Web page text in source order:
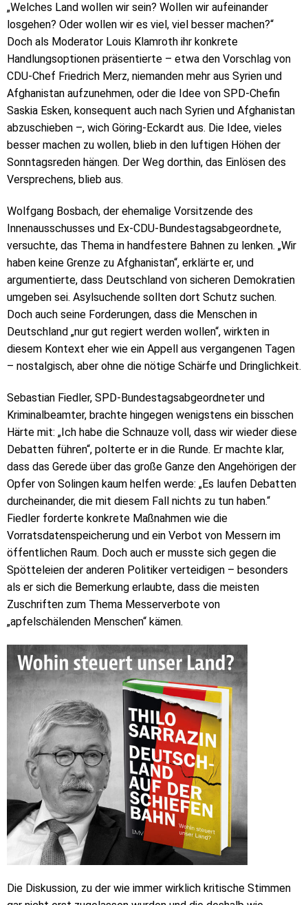
„Welches Land wollen wir sein? Wollen wir aufeinander
losgehen? Oder wollen wir es viel, viel besser machen?“
Doch als Moderator Louis Klamroth ihr konkrete
Handlungsoptionen präsentierte – etwa den Vorschlag von
CDU-Chef Friedrich Merz, niemanden mehr aus Syrien und
Afghanistan aufzunehmen, oder die Idee von SPD-Chefin
Saskia Esken, konsequent auch nach Syrien und Afghanistan
abzuschieben –, wich Göring-Eckardt aus. Die Idee, vieles
besser machen zu wollen, blieb in den luftigen Höhen der
Sonntagsreden hängen. Der Weg dorthin, das Einlösen des
Versprechens, blieb aus.
Wolfgang Bosbach, der ehemalige Vorsitzende des
Innenausschusses und Ex-CDU-Bundestagsabgeordnete,
versuchte, das Thema in handfestere Bahnen zu lenken. „Wir
haben keine Grenze zu Afghanistan“, erklärte er, und
argumentierte, dass Deutschland von sicheren Demokratien
umgeben sei. Asylsuchende sollten dort Schutz suchen.
Doch auch seine Forderungen, dass die Menschen in
Deutschland „nur gut regiert werden wollen“, wirkten in
diesem Kontext eher wie ein Appell aus vergangenen Tagen
– nostalgisch, aber ohne die nötige Schärfe und Dringlichkeit.
Sebastian Fiedler, SPD-Bundestagsabgeordneter und
Kriminalbeamter, brachte hingegen wenigstens ein bisschen
Härte mit: „Ich habe die Schnauze voll, dass wir wieder diese
Debatten führen“, polterte er in die Runde. Er machte klar,
dass das Gerede über das große Ganze den Angehörigen der
Opfer von Solingen kaum helfen werde: „Es laufen Debatten
durcheinander, die mit diesem Fall nichts zu tun haben.“
Fiedler forderte konkrete Maßnahmen wie die
Vorratsdatenspeicherung und ein Verbot von Messern im
öffentlichen Raum. Doch auch er musste sich gegen die
Spötteleien der anderen Politiker verteidigen – besonders
als er sich die Bemerkung erlaubte, dass die meisten
Zuschriften zum Thema Messerverbote von
„apfelschälenden Menschen“ kämen.
Die Diskussion, zu der wie immer wirklich kritische Stimmen